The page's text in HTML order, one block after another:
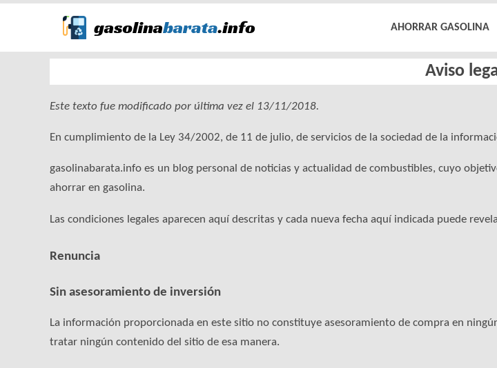
AHORRAR GASOLINA
Aviso
Este texto fue modificado por última vez el 13/11/2018.
En cumplimiento de la Ley 34/2002, de 11 de julio, de servicios de la sociedad de la
gasolinabarata.info es un blog personal de noticias y actualidad de combustibles, cuyo
ahorrar en gasolina.
Las condiciones legales aparecen aquí descritas y cada nueva fecha aquí indicada puede
Renuncia
Sin asesoramiento de inversión
La información proporcionada en este sitio no constituye asesoramiento de compra en
tratar ningún contenido del sitio de esa manera.